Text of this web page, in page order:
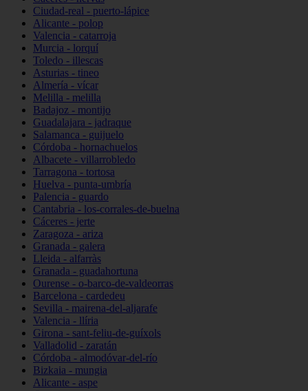
Ciudad-real - puerto-lápice
Alicante - polop
Valencia - catarroja
Murcia - lorquí
Toledo - illescas
Asturias - tineo
Almería - vícar
Melilla - melilla
Badajoz - montijo
Guadalajara - jadraque
Salamanca - guijuelo
Córdoba - hornachuelos
Albacete - villarrobledo
Tarragona - tortosa
Huelva - punta-umbría
Palencia - guardo
Cantabria - los-corrales-de-buelna
Cáceres - jerte
Zaragoza - ariza
Granada - galera
Lleida - alfarràs
Granada - guadahortuna
Ourense - o-barco-de-valdeorras
Barcelona - cardedeu
Sevilla - mairena-del-aljarafe
Valencia - llíria
Girona - sant-feliu-de-guíxols
Valladolid - zaratán
Córdoba - almodóvar-del-río
Bizkaia - mungia
Alicante - aspe